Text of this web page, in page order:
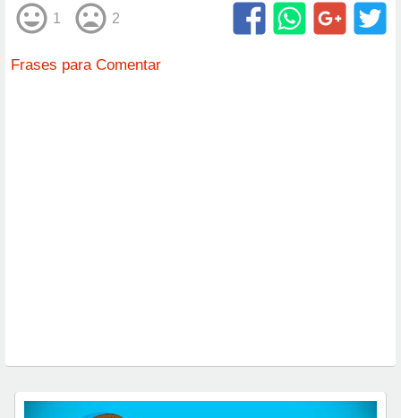
1 2
Frases para Comentar